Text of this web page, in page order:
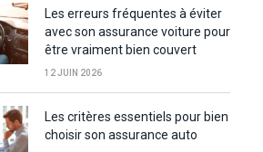
Les erreurs fréquentes à éviter
avec son assurance voiture pour
être vraiment bien couvert
12 JUIN 2026
Les critères essentiels pour bien
choisir son assurance auto